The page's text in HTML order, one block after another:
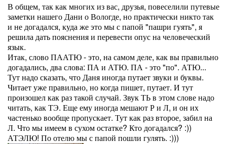
В общем, так как многих из вас, друзья, повеселили путевые
заметки нашего Дани о Вологде, но практически никто так
и не догадался, куда же это мы с папой "пашри гуять", я
решила дать пояснения и перевести опус на человеческий
язык.
Итак, слово ПААТЮ - это, на самом деле, как вы правильно
догадались, два слова: ПА и АТЮ. ПА - это "по". АТЮ...
Тут надо сказать, что Даня иногда путает звуки и буквы.
Читает уже правильно, но когда пишет, путает. И тут
произошел как раз такой случай. Звук ТЬ в этом слове надо
читать, как ТЭ. Еще ему иногда мешают Р и Л, и он их
частенько вообще пропускает. Тут как раз второе, забил на
Л. Что мы имеем в сухом остатке? Кто догадался? :))
АТЭЛЮ! По отелю мы с папой пошли гулять. :)))